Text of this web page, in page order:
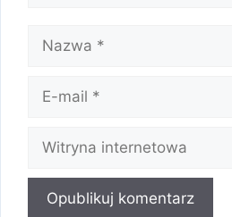
Nazwa
Witryna